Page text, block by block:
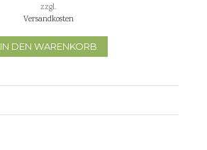
zzgl.
Versandkosten
IN DEN WARENKORB